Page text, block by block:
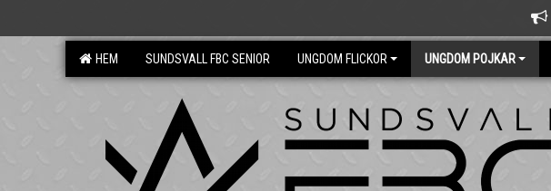
HEM SUNDSVALL FBC SENIOR UNGDOM FLICKOR UNGDOM POJKAR